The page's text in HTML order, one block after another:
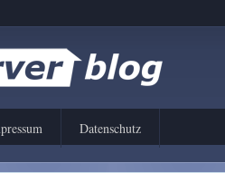
Datenschutz